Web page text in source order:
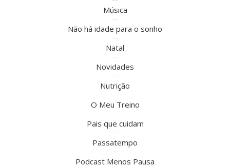
Música
Não há idade para o sonho
Natal
Novidades
Nutrição
O Meu Treino
Pais que cuidam
Passatempo
Podcast Menos Pausa